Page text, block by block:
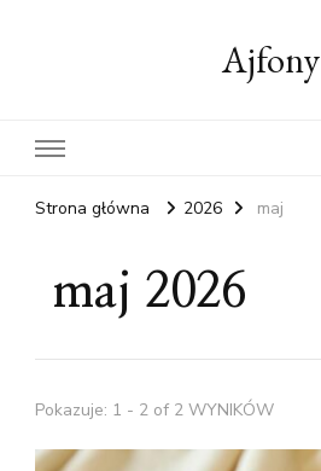
Ajfony
Strona główna 2026 maj
maj 2026
Pokazuje: 1 - 2 of 2 WYNIKÓW